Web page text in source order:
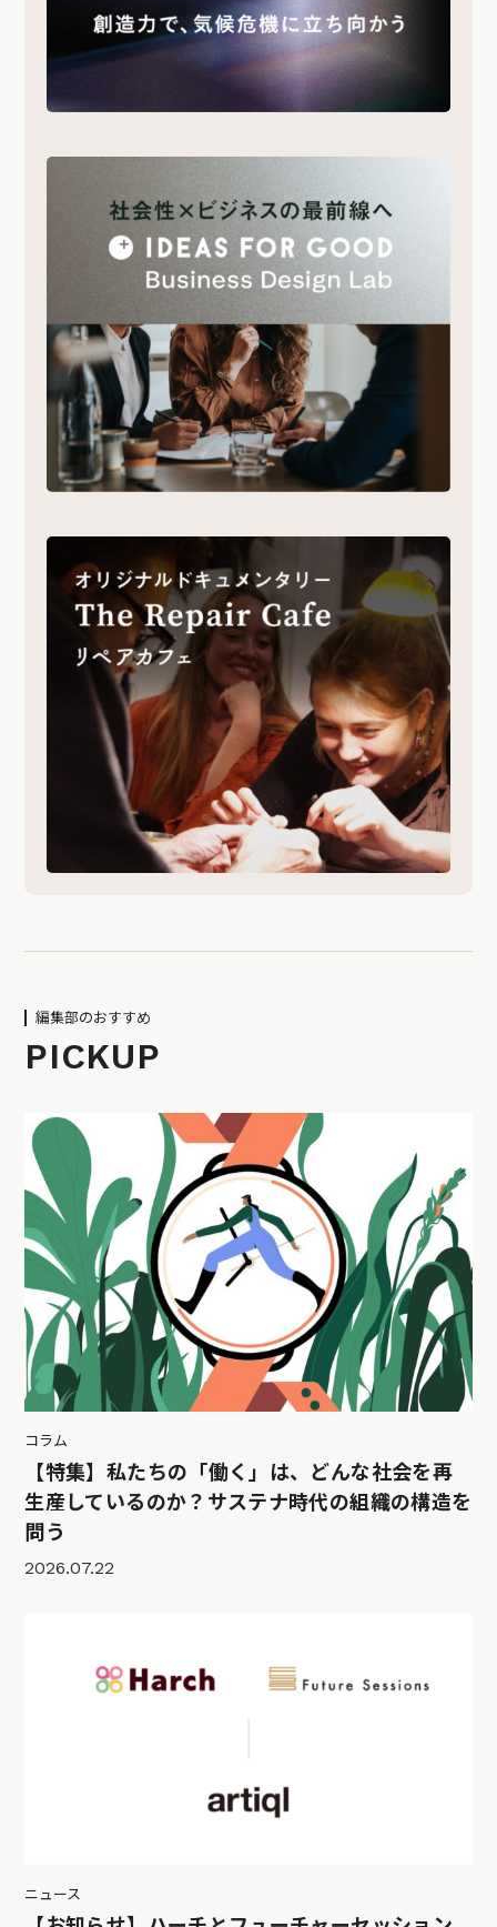
編集部のおすすめ
PICKUP
コラム
【特集】私たちの「働く」は、どんな社会を再
生産しているのか？サステナ時代の組織の構造を
問う
2026.07.22
ニュース